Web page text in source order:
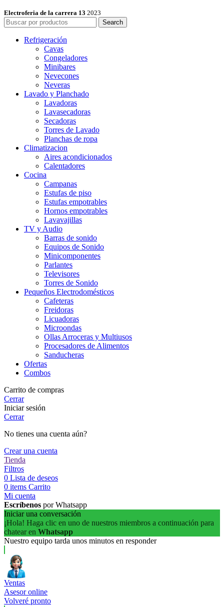
Electroferia de la carrera 13 2023
Search
Refrigeración
Cavas
Congeladores
Minibares
Nevecones
Neveras
Lavado y Planchado
Lavadoras
Lavasecadoras
Secadoras
Torres de Lavado
Planchas de ropa
Climatizacion
Aires acondicionados
Calentadores
Cocina
Campanas
Estufas de piso
Estufas empotrables
Hornos empotrables
Lavavajillas
TV y Audio
Barras de sonido
Equipos de Sonido
Minicomponentes
Parlantes
Televisores
Torres de Sonido
Pequeños Electrodomésticos
Cafeteras
Freidoras
Licuadoras
Microondas
Ollas Arroceras y Multiusos
Procesadores de Alimentos
Sanducheras
Ofertas
Combos
Carrito de compras
Cerrar
Iniciar sesión
Cerrar
No tienes una cuenta aún?
Crear una cuenta
Tienda
Filtros
0 Lista de deseos
0 items Carrito
Mi cuenta
Escríbenos por Whatsapp
Iniciar una conversación
¡Hola! Haga clic en uno de nuestros miembros a continuación para
chatear en Whatsapp
Nuestro equipo tarda unos minutos en responder
Ventas
Asesor online
Volveré pronto